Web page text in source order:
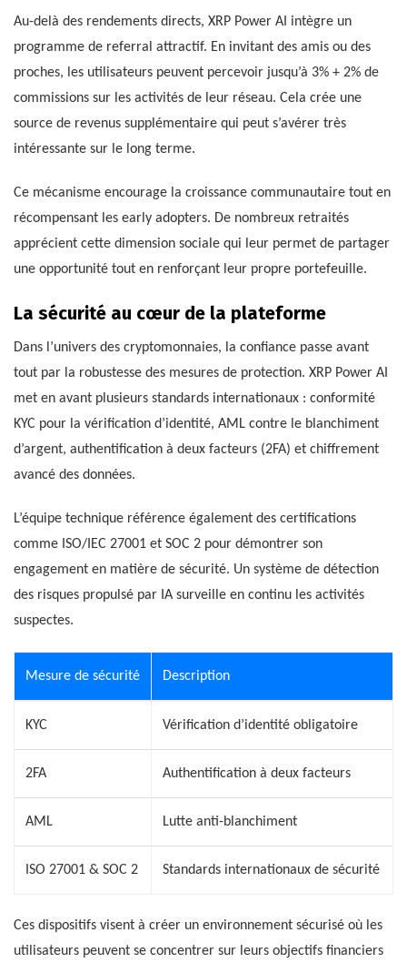
Au-delà des rendements directs, XRP Power AI intègre un
programme de referral attractif. En invitant des amis ou des
proches, les utilisateurs peuvent percevoir jusqu’à 3% + 2% de
commissions sur les activités de leur réseau. Cela crée une
source de revenus supplémentaire qui peut s’avérer très
intéressante sur le long terme.
Ce mécanisme encourage la croissance communautaire tout en
récompensant les early adopters. De nombreux retraités
apprécient cette dimension sociale qui leur permet de partager
une opportunité tout en renforçant leur propre portefeuille.
La sécurité au cœur de la plateforme
Dans l’univers des cryptomonnaies, la confiance passe avant
tout par la robustesse des mesures de protection. XRP Power AI
met en avant plusieurs standards internationaux : conformité
KYC pour la vérification d’identité, AML contre le blanchiment
d’argent, authentification à deux facteurs (2FA) et chiffrement
avancé des données.
L’équipe technique référence également des certifications
comme ISO/IEC 27001 et SOC 2 pour démontrer son
engagement en matière de sécurité. Un système de détection
des risques propulsé par IA surveille en continu les activités
suspectes.
Mesure de sécurité Description
KYC Vérification d’identité obligatoire
2FA Authentification à deux facteurs
AML Lutte anti-blanchiment
ISO 27001 & SOC 2 Standards internationaux de sécurité
Ces dispositifs visent à créer un environnement sécurisé où les
utilisateurs peuvent se concentrer sur leurs objectifs financiers